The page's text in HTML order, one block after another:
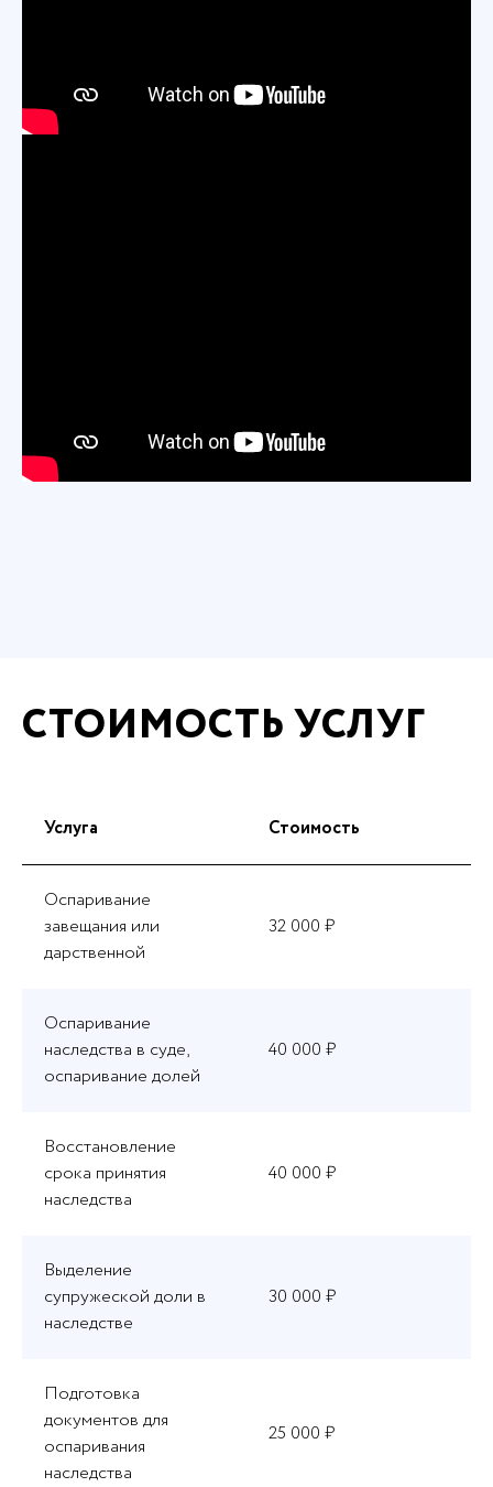
СТОИМОСТЬ УСЛУГ
Услуга Стоимость
Оспаривание
завещания или
дарственной
32 000 ₽
Оспаривание
наследства в суде,
оспаривание долей
40 000 ₽
Восстановление
срока принятия
наследства
40 000 ₽
Выделение
супружеской доли в
наследстве
30 000 ₽
Подготовка
документов для
оспаривания
наследства
25 000 ₽